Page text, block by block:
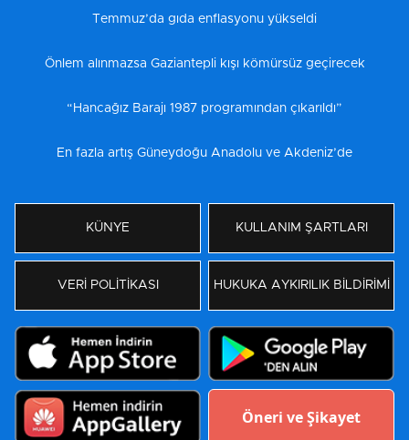
Temmuz’da gıda enflasyonu yükseldi
Önlem alınmazsa Gaziantepli kışı kömürsüz geçirecek
“Hancağız Barajı 1987 programından çıkarıldı”
En fazla artış Güneydoğu Anadolu ve Akdeniz’de
KÜNYE KULLANIM ŞARTLARI
VERİ POLİTİKASI HUKUKA AYKIRILIK BİLDİRİMİ
Öneri ve Şikayet